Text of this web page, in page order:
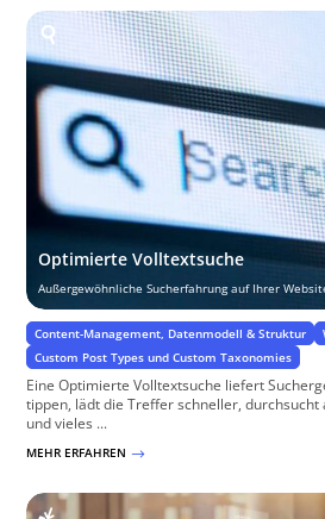
Optimierte Volltextsuche
Außergewöhnliche Sucherfahrung auf Ihrer
Content-Management, Datenmodell & Struktur
Custom Post Types und Custom Taxonomies
Eine Optimierte Volltextsuche liefert
tippen, lädt die Treffer schneller, durchsucht
und vieles ...
MEHR ERFAHREN $